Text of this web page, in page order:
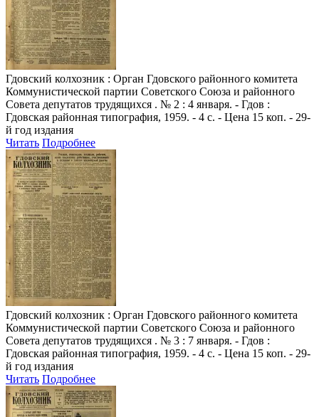
Гдовский колхозник : Орган Гдовского районного комитета
Коммунистической партии Советского Союза и районного
Совета депутатов трудящихся . № 2 : 4 января. - Гдов :
Гдовская районная типография, 1959. - 4 с. - Цена 15 коп. - 29-
й год издания
Читать Подробнее
Гдовский колхозник : Орган Гдовского районного комитета
Коммунистической партии Советского Союза и районного
Совета депутатов трудящихся . № 3 : 7 января. - Гдов :
Гдовская районная типография, 1959. - 4 с. - Цена 15 коп. - 29-
й год издания
Читать Подробнее